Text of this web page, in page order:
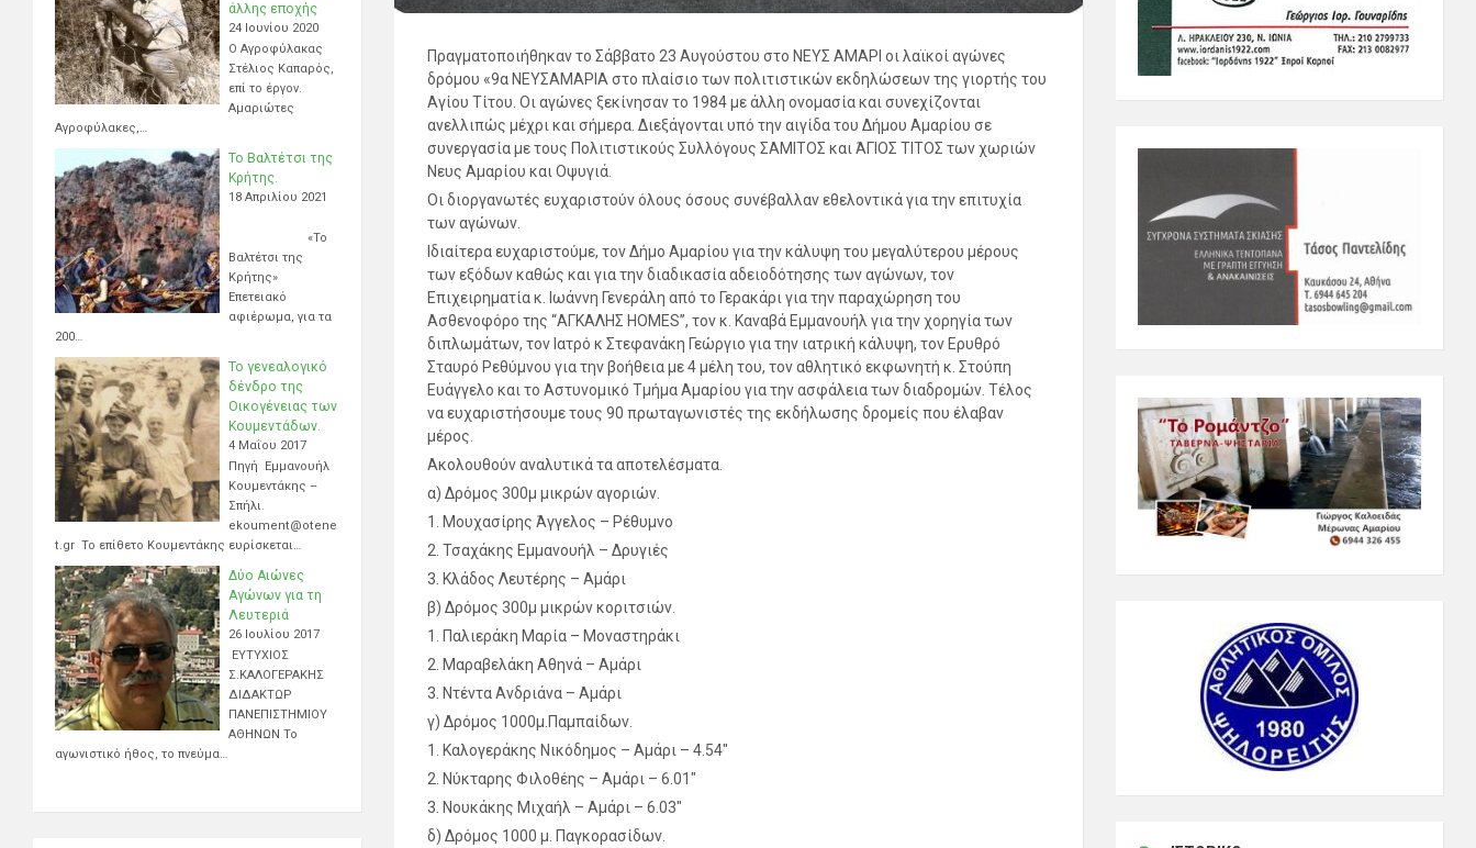
Πραγματοποιήθηκαν το Σάββατο 23 Αυγούστου στο ΝΕΥΣ ΑΜΑΡΙ οι λαϊκοί αγώνες
δρόμου «9α ΝΕΥΣΑΜΑΡΙΑ στο πλαίσιο των πολιτιστικών εκδηλώσεων της γιορτής του
Αγίου Τίτου. Οι αγώνες ξεκίνησαν το 1984 με άλλη ονομασία και συνεχίζονται
ανελλιπώς μέχρι και σήμερα. Διεξάγονται υπό την αιγίδα του Δήμου Αμαρίου σε
συνεργασία με τους Πολιτιστικούς Συλλόγους ΣΑΜΙΤΟΣ και ΆΓΙΟΣ ΤΙΤΟΣ των χωριών
Νευς Αμαρίου και Οψυγιά.
Οι διοργανωτές ευχαριστούν όλους όσους συνέβαλλαν εθελοντικά για την επιτυχία
των αγώνων.
Ιδιαίτερα ευχαριστούμε, τον Δήμο Αμαρίου για την κάλυψη του μεγαλύτερου μέρους
των εξόδων καθώς και για την διαδικασία αδειοδότησης των αγώνων, τον
Επιχειρηματία κ. Ιωάννη Γενεράλη από το Γερακάρι για την παραχώρηση του
Ασθενοφόρο της “ΑΓΚΑΛΗΣ ΗΟΜΕS”, τον κ. Καναβά Εμμανουήλ για την χορηγία των
διπλωμάτων, τον Ιατρό κ Στεφανάκη Γεώργιο για την ιατρική κάλυψη, τον Ερυθρό
Σταυρό Ρεθύμνου για την βοήθεια με 4 μέλη του, τον αθλητικό εκφωνητή κ. Στούπη
Ευάγγελο και το Αστυνομικό Τμήμα Αμαρίου για την ασφάλεια των διαδρομών. Τέλος
να ευχαριστήσουμε τους 90 πρωταγωνιστές της εκδήλωσης δρομείς που έλαβαν
μέρος.
Ακολουθούν αναλυτικά τα αποτελέσματα.
α) Δρόμος 300μ μικρών αγοριών.
1. Μουχασίρης Άγγελος – Ρέθυμνο
2. Τσαχάκης Εμμανουήλ – Δρυγιές
3. Κλάδος Λευτέρης – Αμάρι
β) Δρόμος 300μ μικρών κοριτσιών.
1. Παλιεράκη Μαρία – Μοναστηράκι
2. Μαραβελάκη Αθηνά – Αμάρι
3. Ντέντα Ανδριάνα – Αμάρι
γ) Δρόμος 1000μ.Παμπαίδων.
1. Καλογεράκης Νικόδημος – Αμάρι – 4.54″
2. Νύκταρης Φιλοθέης – Αμάρι – 6.01″
3. Νουκάκης Μιχαήλ – Αμάρι – 6.03″
δ) Δρόμος 1000 μ. Παγκορασίδων.
άλλης εποχής
24 Ιουνίου 2020
Ο Αγροφύλακας
Στέλιος Καπαρός,
επί το έργον.
Αμαριώτες
Αγροφύλακες,…
Το Βαλτέτσι της
Κρήτης.
18 Απριλίου 2021
«Το
Βαλτέτσι της
Κρήτης»
Επετειακό
αφιέρωμα, για τα
200…
Το γενεαλογικό
δένδρο της
Οικογένειας των
Κουμεντάδων.
4 Μαΐου 2017
Πηγή Εμμανουήλ
Κουμεντάκης –
Σπήλι.
ekoument@otene
t.gr Το επίθετο Κουμεντάκης ευρίσκεται…
Δύο Αιώνες
Αγώνων για τη
Λευτεριά
26 Ιουλίου 2017
ΕΥΤΥΧΙΟΣ
Σ.ΚΑΛΟΓΕΡΑΚΗΣ
ΔΙΔΑΚΤΩΡ
ΠΑΝΕΠΙΣΤΗΜΙΟΥ
ΑΘΗΝΩΝ Το
αγωνιστικό ήθος, το πνεύμα…